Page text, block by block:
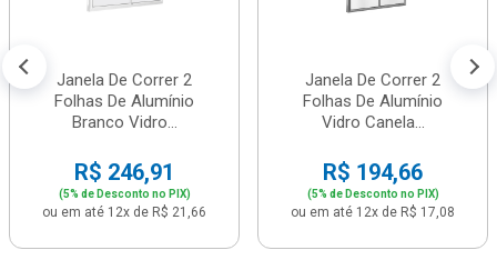
Janela De Correr 2
Folhas De Alumínio
Branco Vidro...
R$ 246,91
(5% de Desconto no PIX)
ou em até 12x de R$ 21,66
Janela De Correr 2
Folhas De Alumínio
Vidro Canela...
R$ 194,66
(5% de Desconto no PIX)
ou em até 12x de R$ 17,08